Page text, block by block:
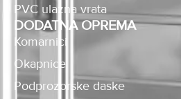
PVC ulazna vrata
DODATNA OPREMA
Komarnici
Okapnice
Podprozorske daske